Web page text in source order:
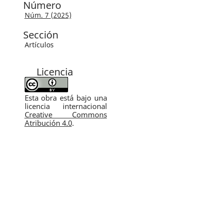
Número
Núm. 7 (2025)
Sección
Artículos
Licencia
Esta obra está bajo una
licencia internacional
Creative Commons
Atribución 4.0.